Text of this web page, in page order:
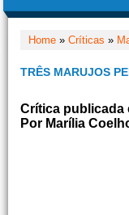
Home » Críticas »
TRÊS MARUJOS
Crítica publicada
Por Marília